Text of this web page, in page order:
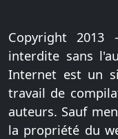
Copyright 2013
interdite sans
Internet est un
travail de
auteurs. Sauf
la propriété du